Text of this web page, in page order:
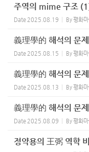
주역의 mime 구조
Date 2025.08.19 By평화
義理學的 해석의 문
Date 2025.08.15 By평화
義理學的 해석의 문
Date 2025.08.13 By평화
義理學的 해석의 문
Date 2025.08.09 By평화
정약용의 王弼 역학